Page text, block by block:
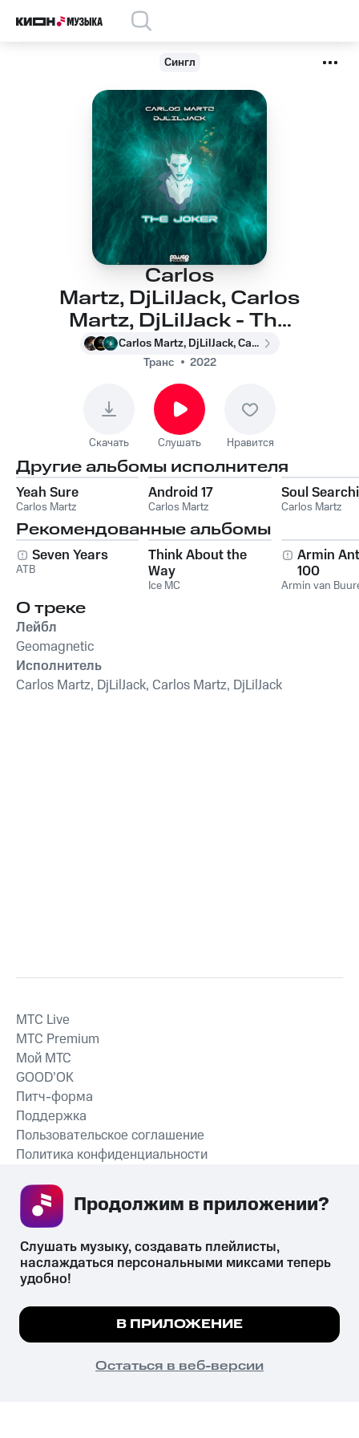
Сингл
Carlos
Martz, DjLilJack, Carlos
Martz, DjLilJack - The
Joker
Carlos Martz, DjLilJack, Carlos Martz, DjLilJack
Транс
2022
Скачать Слушать Нравится
Другие альбомы исполнителя
Yeah Sure
Carlos Martz
Android 17
Carlos Martz
Soul
Carlos Martz
Рекомендованные альбомы
Seven Years
ATB
Think About the
Way
Ice MC
Armin
100
Armin van
О треке
Лейбл
Geomagnetic
Исполнитель
Carlos Martz, DjLilJack, Carlos Martz, DjLilJack
СКАЧАТЬ ПРИЛОЖЕНИЕ
MTС Live
MTС Premium
Мой МТС
GOOD’OK
Питч-форма
Поддержка
Пользовательское соглашение
Политика конфиденциальности
психотропных веществ, их аналогов причиняет вред здоровью,
их незаконный оборот запрещён и влечёт установленную
законодательством ответственность.
© 2026 ООО «КИОН».
Все права защищены
Мы используем куки, чтобы на сайте все
Подробнее
ПОНЯТНО
Слушать музыку, создавать плейлисты,
наслаждаться персональными миксами теперь
удобно!
В ПРИЛОЖЕНИЕ
Остаться в веб-версии